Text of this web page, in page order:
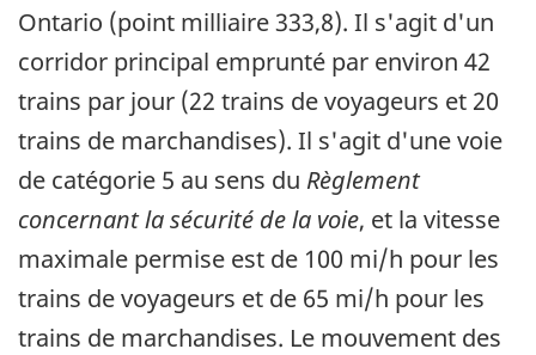
Ontario (point milliaire 333,8). Il s'agit d'un
corridor principal emprunté par environ 42
trains par jour (22 trains de voyageurs et 20
trains de marchandises). Il s'agit d'une voie
de catégorie 5 au sens du Règlement
concernant la sécurité de la voie, et la vitesse
maximale permise est de 100 mi/h pour les
trains de voyageurs et de 65 mi/h pour les
trains de marchandises. Le mouvement des